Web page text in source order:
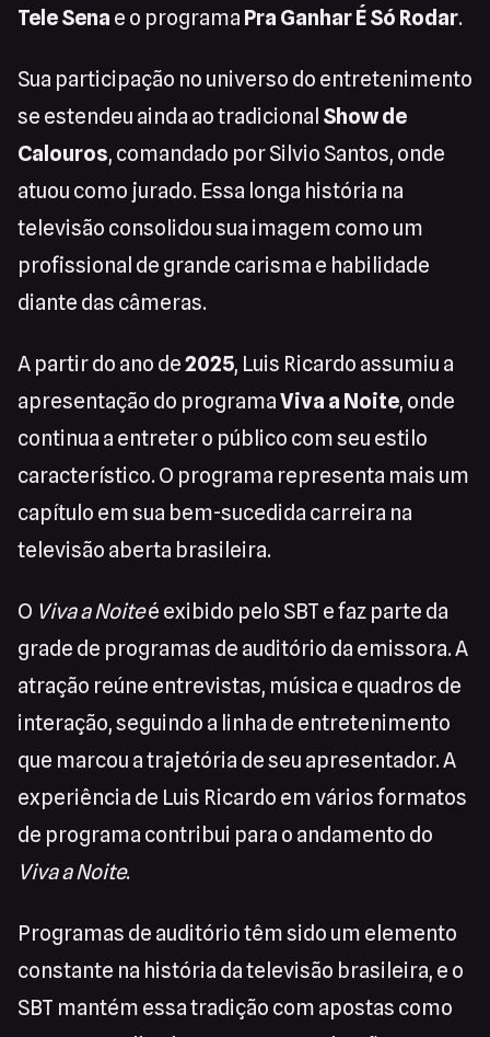
Tele Sena e o programa Pra Ganhar É Só Rodar.
Sua participação no universo do entretenimento
se estendeu ainda ao tradicional Show de
Calouros, comandado por Silvio Santos, onde
atuou como jurado. Essa longa história na
televisão consolidou sua imagem como um
profissional de grande carisma e habilidade
diante das câmeras.
A partir do ano de2025, Luis Ricardo assumiu a
apresentação do programaViva a Noite, onde
continua a entreter o público com seu estilo
característico. O programa representa mais um
capítulo em sua bem-sucedida carreira na
televisão aberta brasileira.
O Viva a Noiteé exibido pelo SBT e faz parte da
grade de programas de auditório da emissora. A
atração reúne entrevistas, música e quadros de
interação, seguindo a linha de entretenimento
que marcou a trajetória de seu apresentador. A
experiência de Luis Ricardo em vários formatos
de programa contribui para o andamento do
Viva a Noite.
Programas de auditório têm sido um elemento
constante na história da televisão brasileira, e o
SBT mantém essa tradição com apostas como